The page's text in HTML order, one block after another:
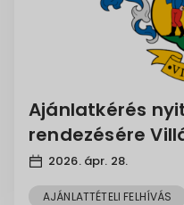
Ajánlatkérés
rendezésére
Önkormányzata
2026. ápr. 28.
AJÁNLATTÉTELI FELHÍVÁS